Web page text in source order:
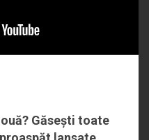
Găsești toate